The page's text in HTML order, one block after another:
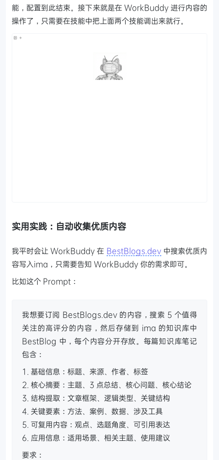
能，配置到此结束。接下来就是在 WorkBuddy 进行内容的
操作了，只需要在技能中把上面两个技能调出来就行。
实用实践：自动收集优质内容
我平时会让 WorkBuddy 在 BestBlogs.dev中搜索优质内
容写入ima，只需要告知 WorkBuddy 你的需求即可。
比如这个 Prompt：
我想要订阅 BestBlogs.dev 的内容，搜索 5 个值得
关注的高评分的内容，然后存储到 ima 的知识库中
BestBlog 中，每个内容分开存放。每篇知识库笔记
包含：
1. 基础信息：标题、来源、作者、标签
2. 核心摘要：主题、3 点总结、核心问题、核心结论
3. 结构提取：文章框架、逻辑类型、关键结构
4. 关键要素：方法、案例、数据、涉及工具
5. 可复用内容：观点、选题角度、可引用表达
6. 应用信息：适用场景、相关主题、使用建议
要求：